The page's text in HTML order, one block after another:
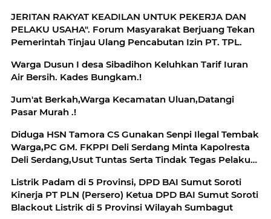
JERITAN RAKYAT KEADILAN UNTUK PEKERJA DAN
PELAKU USAHA". Forum Masyarakat Berjuang Tekan
Pemerintah Tinjau Ulang Pencabutan Izin PT. TPL.
Warga Dusun I desa Sibadihon Keluhkan Tarif Iuran
Air Bersih. Kades Bungkam.!
Jum'at Berkah,Warga Kecamatan Uluan,Datangi
Pasar Murah .!
Diduga HSN Tamora CS Gunakan Senpi Ilegal Tembak
Warga,PC GM. FKPPI Deli Serdang Minta Kapolresta
Deli Serdang,Usut Tuntas Serta Tindak Tegas Pelaku
Listrik Padam di 5 Provinsi, DPD BAI Sumut Soroti
Kinerja PT PLN (Persero) Ketua DPD BAI Sumut Soroti
Blackout Listrik di 5 Provinsi Wilayah Sumbagut